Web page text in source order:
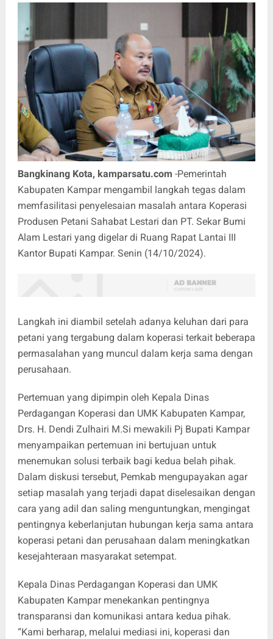
Bangkinang Kota, kamparsatu.com -Pemerintah
Kabupaten Kampar mengambil langkah tegas dalam
memfasilitasi penyelesaian masalah antara Koperasi
Produsen Petani Sahabat Lestari dan PT. Sekar Bumi
Alam Lestari yang digelar di Ruang Rapat Lantai III
Kantor Bupati Kampar. Senin (14/10/2024).
Langkah ini diambil setelah adanya keluhan dari para
petani yang tergabung dalam koperasi terkait beberapa
permasalahan yang muncul dalam kerja sama dengan
perusahaan.
Pertemuan yang dipimpin oleh Kepala Dinas
Perdagangan Koperasi dan UMK Kabupaten Kampar,
Drs. H. Dendi Zulhairi M.Si mewakili Pj Bupati Kampar
menyampaikan pertemuan ini bertujuan untuk
menemukan solusi terbaik bagi kedua belah pihak.
Dalam diskusi tersebut, Pemkab mengupayakan agar
setiap masalah yang terjadi dapat diselesaikan dengan
cara yang adil dan saling menguntungkan, mengingat
pentingnya keberlanjutan hubungan kerja sama antara
koperasi petani dan perusahaan dalam meningkatkan
kesejahteraan masyarakat setempat.
Kepala Dinas Perdagangan Koperasi dan UMK
Kabupaten Kampar menekankan pentingnya
transparansi dan komunikasi antara kedua pihak.
“Kami berharap, melalui mediasi ini, koperasi dan